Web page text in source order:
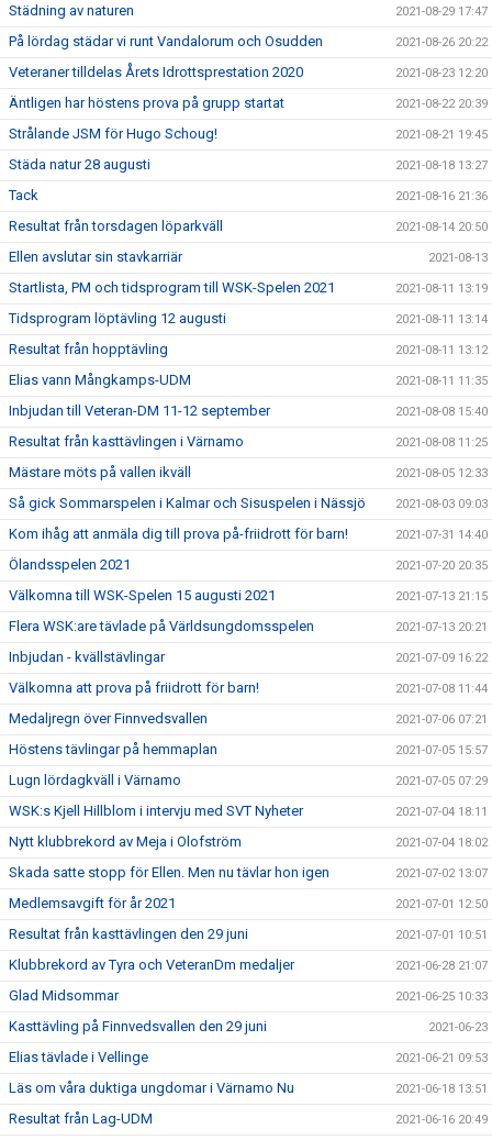
Städning av naturen 2021-08-29 17:47
På lördag städar vi runt Vandalorum och Osudden 2021-08-26 20:22
Veteraner tilldelas Årets Idrottsprestation 2020 2021-08-23 12:20
Äntligen har höstens prova på grupp startat 2021-08-22 20:39
Strålande JSM för Hugo Schoug! 2021-08-21 19:45
Städa natur 28 augusti 2021-08-18 13:27
Tack 2021-08-16 21:36
Resultat från torsdagen löparkväll 2021-08-14 20:50
Ellen avslutar sin stavkarriär 2021-08-13
Startlista, PM och tidsprogram till WSK-Spelen 2021 2021-08-11 13:19
Tidsprogram löptävling 12 augusti 2021-08-11 13:14
Resultat från hopptävling 2021-08-11 13:12
Elias vann Mångkamps-UDM 2021-08-11 11:35
Inbjudan till Veteran-DM 11-12 september 2021-08-08 15:40
Resultat från kasttävlingen i Värnamo 2021-08-08 11:25
Mästare möts på vallen ikväll 2021-08-05 12:33
Så gick Sommarspelen i Kalmar och Sisuspelen i Nässjö 2021-08-03 09:03
Kom ihåg att anmäla dig till prova på-friidrott för barn! 2021-07-31 14:40
Ölandsspelen 2021 2021-07-20 20:35
Välkomna till WSK-Spelen 15 augusti 2021 2021-07-13 21:15
Flera WSK:are tävlade på Världsungdomsspelen 2021-07-13 20:21
Inbjudan - kvällstävlingar 2021-07-09 16:22
Välkomna att prova på friidrott för barn! 2021-07-08 11:44
Medaljregn över Finnvedsvallen 2021-07-06 07:21
Höstens tävlingar på hemmaplan 2021-07-05 15:57
Lugn lördagkväll i Värnamo 2021-07-05 07:29
WSK:s Kjell Hillblom i intervju med SVT Nyheter 2021-07-04 18:11
Nytt klubbrekord av Meja i Olofström 2021-07-04 18:02
Skada satte stopp för Ellen. Men nu tävlar hon igen 2021-07-02 13:07
Medlemsavgift för år 2021 2021-07-01 12:50
Resultat från kasttävlingen den 29 juni 2021-07-01 10:51
Klubbrekord av Tyra och VeteranDm medaljer 2021-06-28 21:07
Glad Midsommar 2021-06-25 10:33
Kasttävling på Finnvedsvallen den 29 juni 2021-06-23
Elias tävlade i Vellinge 2021-06-21 09:53
Läs om våra duktiga ungdomar i Värnamo Nu 2021-06-18 13:51
Resultat från Lag-UDM 2021-06-16 20:49